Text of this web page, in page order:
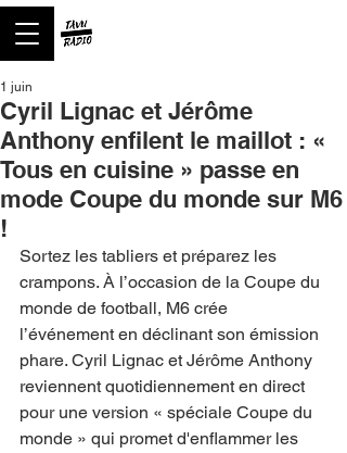
Cyril Lignac et Jérôme
Anthony enfilent le maillot : «
Tous en cuisine » passe en
mode Coupe du monde sur M6
!
1 juin
Sortez les tabliers et préparez les
crampons. À l’occasion de la Coupe du
monde de football, M6 crée
l’événement en déclinant son émission
phare. Cyril Lignac et Jérôme Anthony
reviennent quotidiennement en direct
pour une version « spéciale Coupe du
monde » qui promet d'enflammer les